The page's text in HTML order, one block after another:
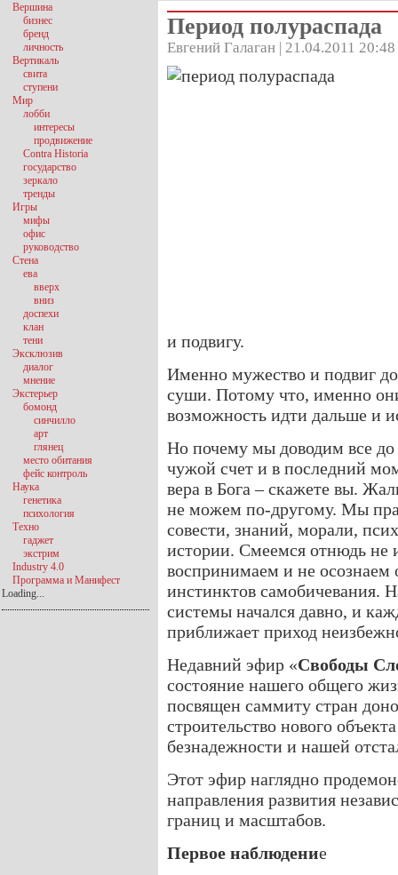
Период полураспада
Евгений Галаган | 21.04.2011 20:48
и подвигу.
Именно мужество и подвиг
суши. Потому что, именно
возможность идти дальше и
Но почему мы доводим все
чужой счет и в последний
вера в Бога – скажете вы.
не можем по-другому. Мы
совести, знаний, морали,
истории. Смеемся отнюдь не
воспринимаем и не
инстинктов самобичевания.
системы начался давно, и
приближает приход
Недавний эфир «Свободы
состояние нашего общего
посвящен саммиту стран
строительство нового
безнадежности и нашей
Этот эфир наглядно
направления развития
границ и масштабов.
Первое наблюдение
Вершина
бизнес
бренд
личность
Вертикаль
свита
ступени
Мир
лобби
интересы
продвижение
Contra Historia
государство
зеркало
тренды
Игры
мифы
офис
руководство
Стена
ева
вверх
вниз
доспехи
клан
тени
Эксклюзив
диалог
мнение
Экстерьер
бомонд
синчилло
арт
глянец
место обитания
фейс контроль
Наука
генетика
психология
Техно
гаджет
экстрим
Industry 4.0
Программа и Манифест
Loading...